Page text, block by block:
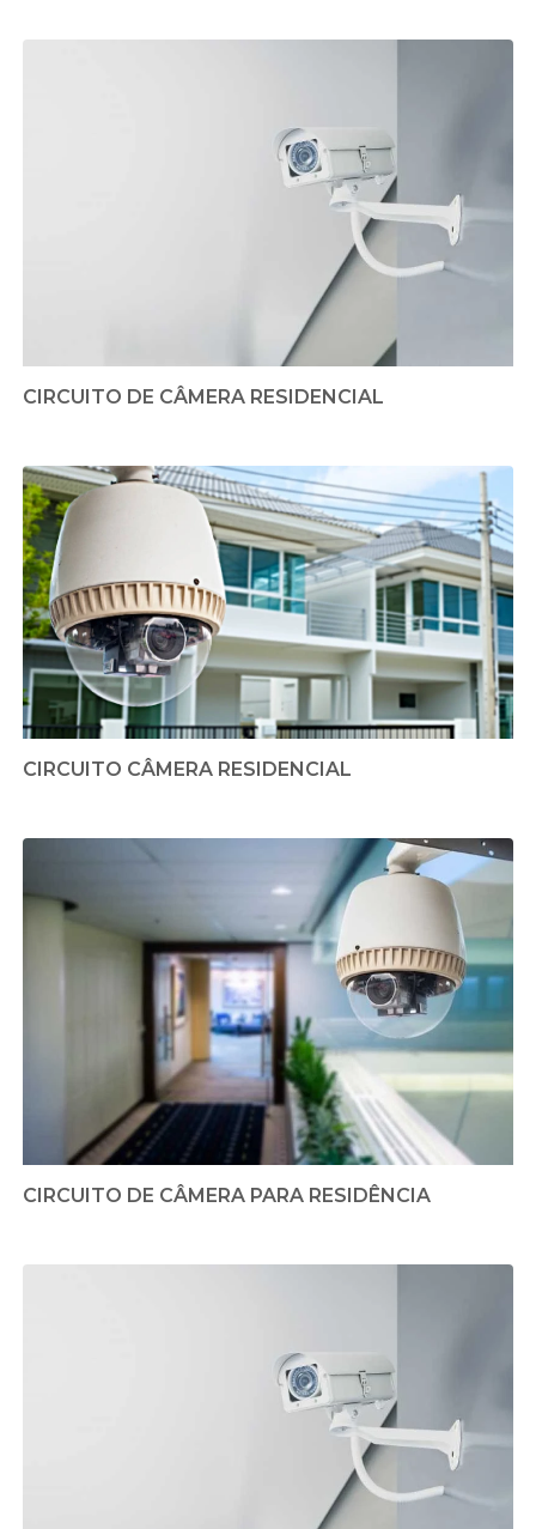
CIRCUITO DE CÂMERA RESIDENCIAL
CIRCUITO CÂMERA RESIDENCIAL
CIRCUITO DE CÂMERA PARA RESIDÊNCIA